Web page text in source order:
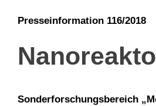
Presseinformation 116/2018
Sonderforschungsbereich